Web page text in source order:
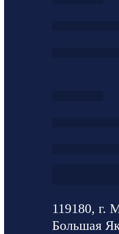
119180, г.
Большая